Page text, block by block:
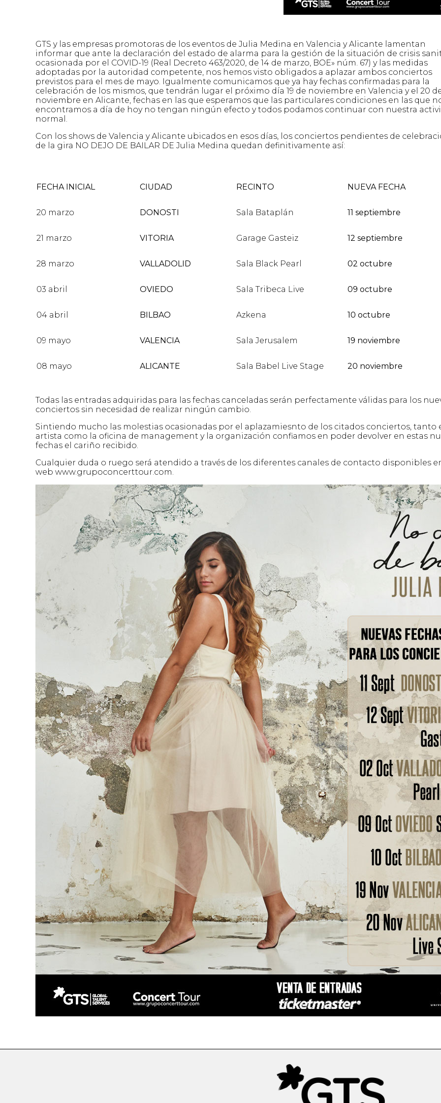
GTS y las empresas promotoras de los eventos de Julia Medina en Valencia y Alicante lamentan
informar que ante la declaración del estado de alarma para la gestión de la situación de crisis
ocasionada por el COVID-19 (Real Decreto 463/2020, de 14 de marzo, BOE» núm. 67) y las medidas
adoptadas por la autoridad competente, nos hemos visto obligados a aplazar ambos conciertos
previstos para el mes de mayo. Igualmente comunicamos que ya hay fechas confirmadas para la
celebración de los mismos, que tendrán lugar el próximo día 19 de noviembre en Valencia y el 20
noviembre en Alicante, fechas en las que esperamos que las particulares condiciones en las que
encontramos a día de hoy no tengan ningún efecto y todos podamos continuar con nuestra
normal.
Con los shows de Valencia y Alicante ubicados en esos días, los conciertos pendientes de
de la gira NO DEJO DE BAILAR DE Julia Medina quedan definitivamente así:
FECHA INICIAL CIUDAD RECINTO NUEVA FECHA
20 marzo DONOSTI Sala Bataplán 11 septiembre
21 marzo VITORIA Garage Gasteiz 12 septiembre
28 marzo VALLADOLID Sala Black Pearl 02 octubre
03 abril OVIEDO Sala Tribeca Live 09 octubre
04 abril BILBAO Azkena 10 octubre
09 mayo VALENCIA Sala Jerusalem 19 noviembre
08 mayo ALICANTE Sala Babel Live Stage 20 noviembre
Todas las entradas adquiridas para las fechas canceladas serán perfectamente válidas para los
conciertos sin necesidad de realizar ningún cambio.
Sintiendo mucho las molestias ocasionadas por el aplazamiesnto de los citados conciertos, tanto
artista como la oficina de management y la organización confiamos en poder devolver en estas
fechas el cariño recibido.
Cualquier duda o ruego será atendido a través de los diferentes canales de contacto disponibles
web www.grupoconcerttour.com.